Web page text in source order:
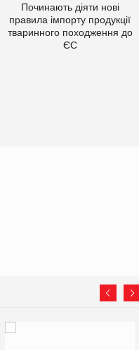
Починають діяти нові
правила імпорту продукції
тваринного походження до
ЄС